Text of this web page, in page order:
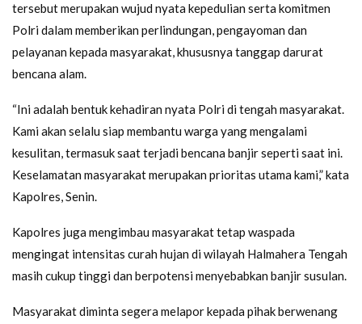
tersebut merupakan wujud nyata kepedulian serta komitmen
Polri dalam memberikan perlindungan, pengayoman dan
pelayanan kepada masyarakat, khususnya tanggap darurat
bencana alam.
“Ini adalah bentuk kehadiran nyata Polri di tengah masyarakat.
Kami akan selalu siap membantu warga yang mengalami
kesulitan, termasuk saat terjadi bencana banjir seperti saat ini.
Keselamatan masyarakat merupakan prioritas utama kami,” kata
Kapolres, Senin.
Kapolres juga mengimbau masyarakat tetap waspada
mengingat intensitas curah hujan di wilayah Halmahera Tengah
masih cukup tinggi dan berpotensi menyebabkan banjir susulan.
Masyarakat diminta segera melapor kepada pihak berwenang